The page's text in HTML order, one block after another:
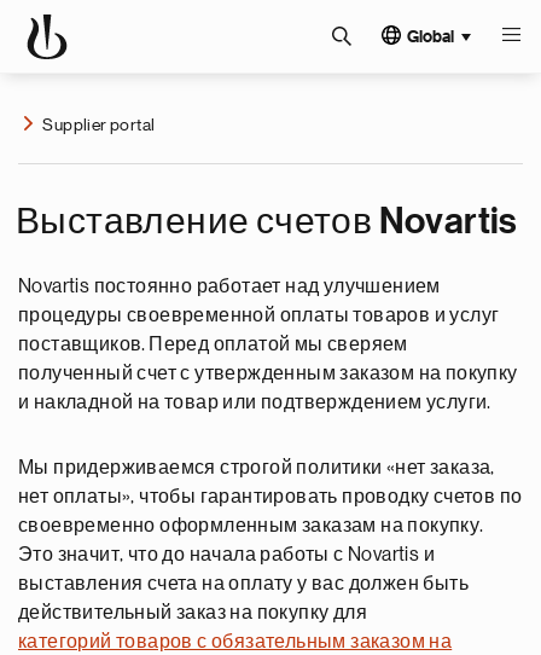
Global
Supplier portal
Выставление счетов Novartis
Novartis постоянно работает над улучшением
процедуры своевременной оплаты товаров и услуг
поставщиков. Перед оплатой мы сверяем
полученный счет с утвержденным заказом на покупку
и накладной на товар или подтверждением услуги.​
Мы придерживаемся строгой политики «нет заказа,
нет оплаты», чтобы гарантировать проводку счетов по
своевременно оформленным заказам на покупку.
Это значит, что до начала работы с Novartis и
выставления счета на оплату у вас должен быть
действительный заказ на покупку для
категорий товаров с обязательным заказом на